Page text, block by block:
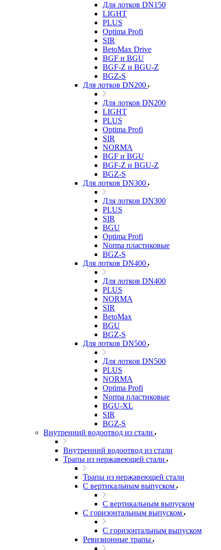
Для лотков DN150
LIGHT
PLUS
Optima Profi
SIR
BetoMax Drive
BGF и BGU
BGF-Z и BGU-Z
BGZ-S
Для лотков DN200
Для лотков DN200
LIGHT
PLUS
Optima Profi
SIR
NORMA
BGF и BGU
BGF-Z и BGU-Z
BGZ-S
Для лотков DN300
Для лотков DN300
PLUS
SIR
BGU
Optima Profi
Norma пластиковые
BGZ-S
Для лотков DN400
Для лотков DN400
PLUS
NORMA
SIR
BetoMax
BGU
BGZ-S
Для лотков DN500
Для лотков DN500
PLUS
NORMA
Optima Profi
Norma пластиковые
BGU-XL
SIR
BGZ-S
Внутренний водоотвод из стали
Внутренний водоотвод из стали
Трапы из нержавеющей стали
Трапы из нержавеющей стали
С вертикальным выпуском
С вертикальным выпуском
С горизонтальным выпуском
С горизонтальным выпуском
Ревизионные трапы